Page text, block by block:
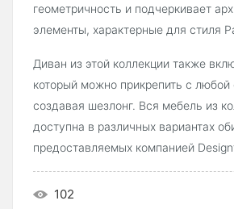
геометричность и подчеркивает
элементы, характерные для стиля
Диван из этой коллекции также
который можно прикрепить с любой
создавая шезлонг. Вся мебель из
доступна в различных вариантах
предоставляемых компанией
102